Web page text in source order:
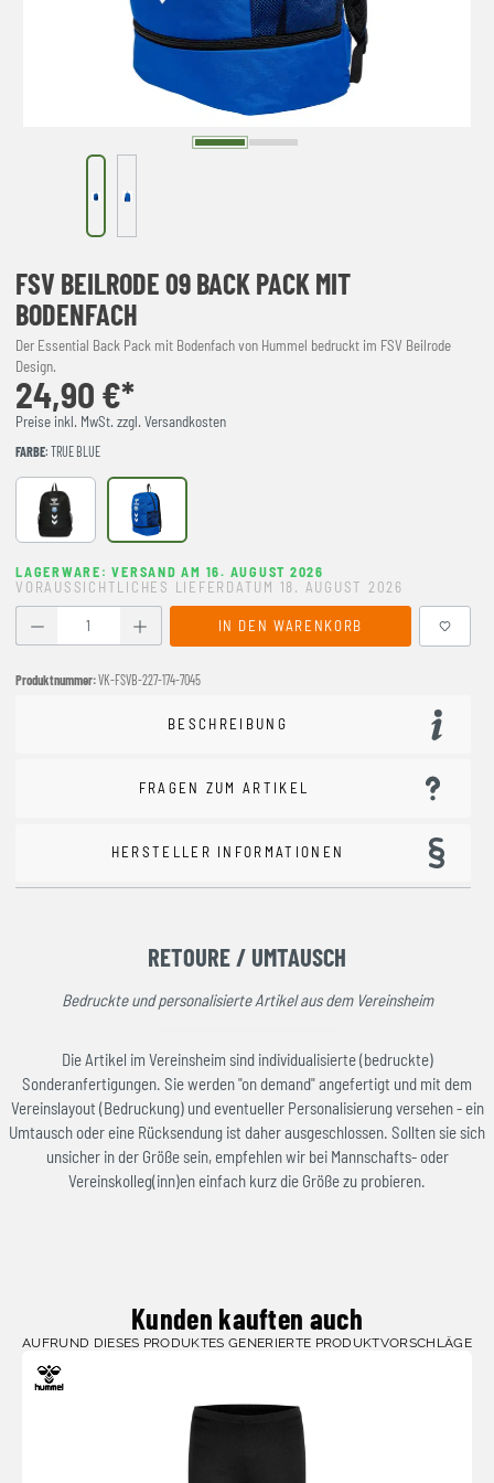
FSV BEILRODE 09 BACK PACK MIT
BODENFACH
Der Essential Back Pack mit Bodenfach von Hummel bedruckt im FSV Beilrode
Design.
24,90 €*
Preise inkl. MwSt. zzgl. Versandkosten
FARBE: TRUE BLUE
BLACK TRUE BLUE
LAGERWARE: VERSAND AM 16. AUGUST 2026
VORAUSSICHTLICHES LIEFERDATUM 18. AUGUST 2026
Produkt Anzahl: Gib den gewünschten Wert ein oder
IN DEN WARENKORB
Produktnummer:VK-FSVB-227-174-7045
BESCHREIBUNG
FRAGEN ZUM ARTIKEL
HERSTELLER INFORMATIONEN
RETOURE / UMTAUSCH
Bedruckte und personalisierte Artikel aus dem Vereinsheim
Die Artikel im Vereinsheim sind individualisierte (bedruckte)
Sonderanfertigungen. Sie werden "on demand" angefertigt und mit dem
Vereinslayout (Bedruckung) und eventueller Personalisierung versehen - ein
Umtausch oder eine Rücksendung ist daher ausgeschlossen. Sollten sie sich
unsicher in der Größe sein, empfehlen wir bei Mannschafts- oder
Vereinskolleg(inn)en einfach kurz die Größe zu probieren.
Kunden kauften auch
AUFRUND DIESES PRODUKTES GENERIERTE PRODUKTVORSCHLÄGE